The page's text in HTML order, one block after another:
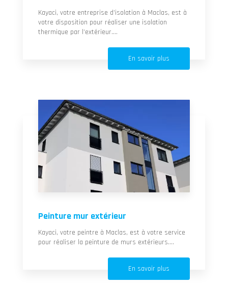
Kayaci, votre entreprise d’isolation à Maclas, est à
votre disposition pour réaliser une isolation
thermique par l’extérieur....
En savoir plus
Peinture mur extérieur
Kayaci, votre peintre à Maclas, est à votre service
pour réaliser la peinture de murs extérieurs....
En savoir plus